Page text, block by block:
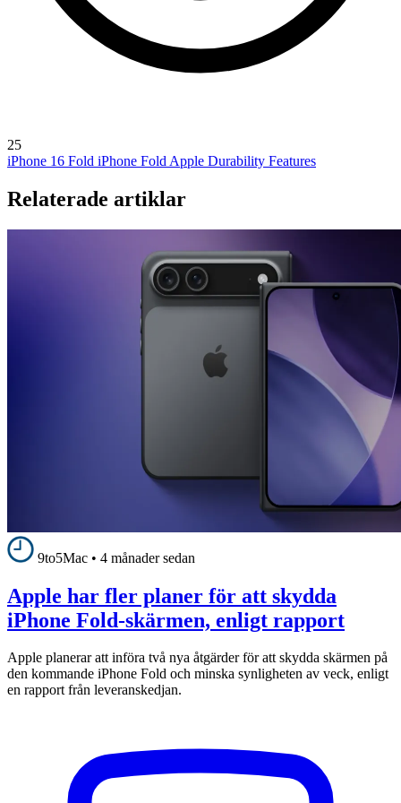
25
iPhone 16 Fold iPhone Fold Apple Durability Features
Relaterade artiklar
9to5Mac • 4 månader sedan
Apple har fler planer för att skydda
iPhone Fold-skärmen, enligt rapport
Apple planerar att införa två nya åtgärder för att skydda skärmen på
den kommande iPhone Fold och minska synligheten av veck, enligt
en rapport från leveranskedjan.